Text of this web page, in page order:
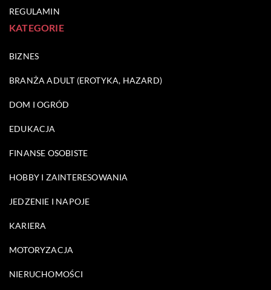
REGULAMIN
KATEGORIE
BIZNES
BRANŻA ADULT (EROTYKA, HAZARD)
DOM I OGRÓD
EDUKACJA
FINANSE OSOBISTE
HOBBY I ZAINTERESOWANIA
JEDZENIE I NAPOJE
KARIERA
MOTORYZACJA
NIERUCHOMOŚCI